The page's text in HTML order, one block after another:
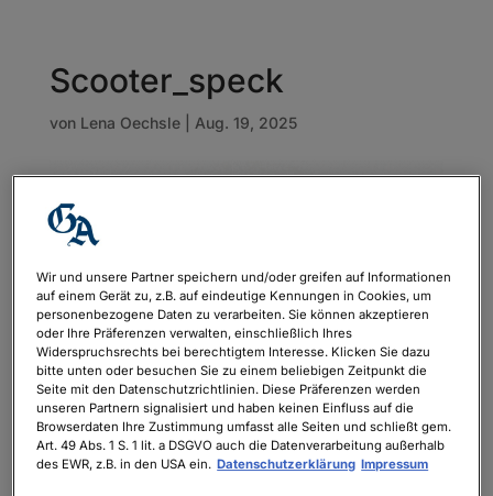
Scooter_speck
von Lena Oechsle| Aug. 19, 2025
Wir und unsere Partner speichern und/oder greifen auf Informationen
auf einem Gerät zu, z.B. auf eindeutige Kennungen in Cookies, um
personenbezogene Daten zu verarbeiten. Sie können akzeptieren
oder Ihre Präferenzen verwalten, einschließlich Ihres
Widerspruchsrechts bei berechtigtem Interesse. Klicken Sie dazu
bitte unten oder besuchen Sie zu einem beliebigen Zeitpunkt die
Seite mit den Datenschutzrichtlinien. Diese Präferenzen werden
unseren Partnern signalisiert und haben keinen Einfluss auf die
Browserdaten Ihre Zustimmung umfasst alle Seiten und schließt gem.
Art. 49 Abs. 1 S. 1 lit. a DSGVO auch die Datenverarbeitung außerhalb
des EWR, z.B. in den USA ein. Datenschutzerklärung Impressum